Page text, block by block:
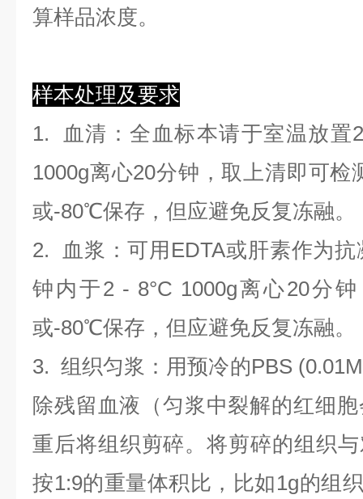
算样品浓度。
样本处理及要求
1.
血清 ：全血标本请于室温放
1000g离心20分钟，取上清即可
或-80℃保存，但应避免反复冻融。
2.
血浆 ：可用EDTA或肝素作为
钟内于2 - 8°C 1000g离心20分
或-80℃保存，但应避免反复冻融。
3.组织匀浆 ：用预冷的PBS
除残留血液（匀浆中裂解的红细
重后将组织剪碎。将剪碎的组织
按1:9的重量体积比，比如1g的组